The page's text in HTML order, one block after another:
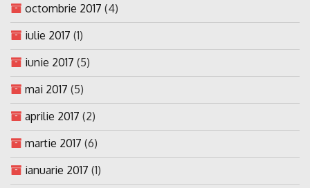
octombrie 2017 (4)
iulie 2017 (1)
iunie 2017 (5)
mai 2017 (5)
aprilie 2017 (2)
martie 2017 (6)
ianuarie 2017 (1)